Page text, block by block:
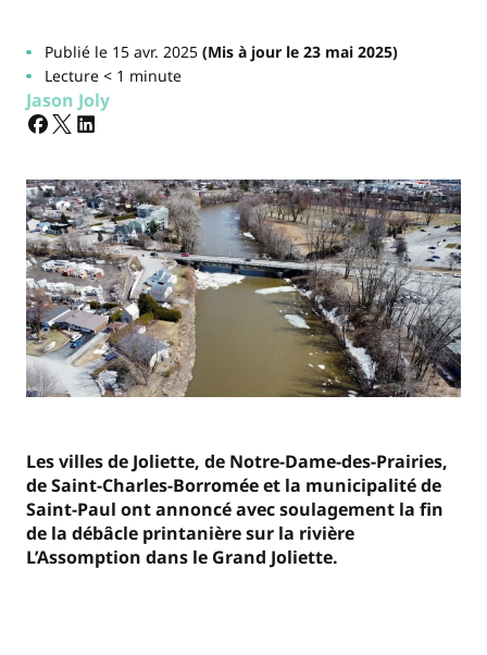
Publié le 15 avr. 2025(Mis à jour le 23 mai 2025)
Lecture < 1 minute
Jason Joly
Les villes de Joliette, de Notre-Dame-des-Prairies,
de Saint-Charles-Borromée et la municipalité de
Saint-Paul ont annoncé avec soulagement la fin
de la débâcle printanière sur la rivière
L’Assomption dans le Grand Joliette.